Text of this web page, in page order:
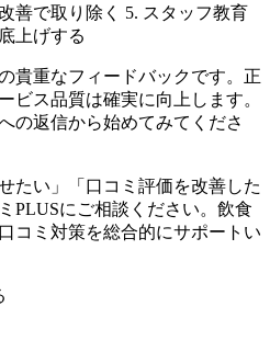
善で取り除く 5. スタッフ教育
上げする
貴重なフィードバックです。正
ビス品質は確実に向上します。
の返信から始めてみてくださ
たい」「口コミ評価を改善した
PLUSにご相談ください。飲食
コミ対策を総合的にサポートい